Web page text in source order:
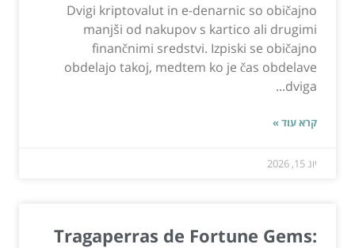
Dvigi kriptovalut in e-denarnic so običajno
manjši od nakupov s kartico ali drugimi
finančnimi sredstvi. Izpiski se običajno
obdelajo takoj, medtem ko je čas obdelave
dviga...
קרא עוד »
יונ 15, 2026
Tragaperras de Fortune Gems: